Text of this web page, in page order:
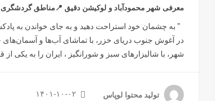
معرفی شهر محمودآباد و لوکیشن دقیق 📍مناطق گردشگری
” به چشمان خود استراحت دهید و به جای خواندن به
در آغوش جنوب دریای خزر، با تماشای آب‌ها و آسمان‌های
شهر، با شالیزارهای سبز و شورانگیز ، ایران را به یکی
تولید محتوا لوپاس ۱۴۰۱-۱۰-۰۲